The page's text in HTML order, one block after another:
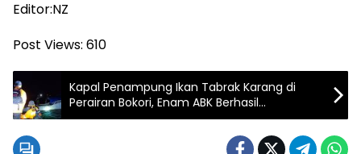
Editor:NZ
Post Views: 610
Kapal Penampung Ikan Tabrak Karang di
Perairan Bokori, Enam ABK Berhasil
Diselamatkan Tim SAR